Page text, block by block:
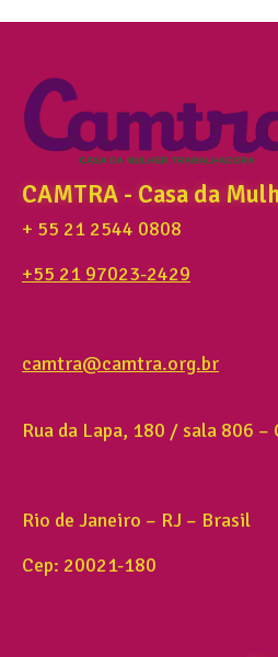
CAMTRA - Casa da
+ 55 21 2544 0808
+55 21 97023-2429
camtra@camtra.org.br
Rua da Lapa, 180 / sala 806 –
Rio de Janeiro – RJ – Brasil
Cep: 20021-180